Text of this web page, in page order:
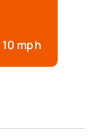
10 mph